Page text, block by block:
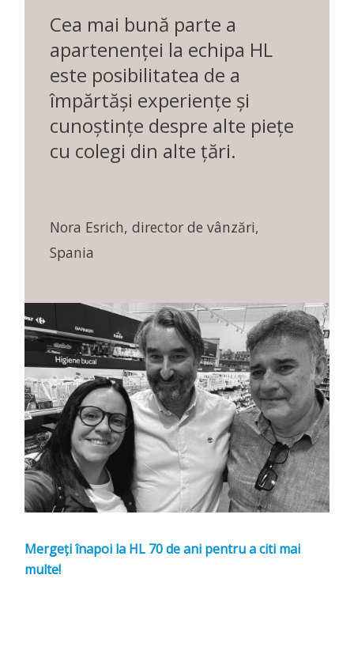
Cea mai bună parte a
apartenenței la echipa HL
este posibilitatea de a
împărtăși experiențe și
cunoștințe despre alte piețe
cu colegi din alte țări.
Nora Esrich, director de vânzări,
Spania
Mergeți înapoi la HL 70 de ani pentru a citi mai
multe!